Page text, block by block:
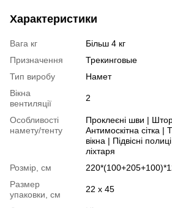
Характеристики
Вага кг
Більш 4 кг
Призначення
Трекинговые
Тип виробу
Намет
Вікна
вентиляції
2
Особливості
намету/тенту
Проклеєні шви |
Антимоскітна сітка |
вікна | Підвісні
ліхтаря
Розмір, см
Размер
упаковки, см
22 x 45